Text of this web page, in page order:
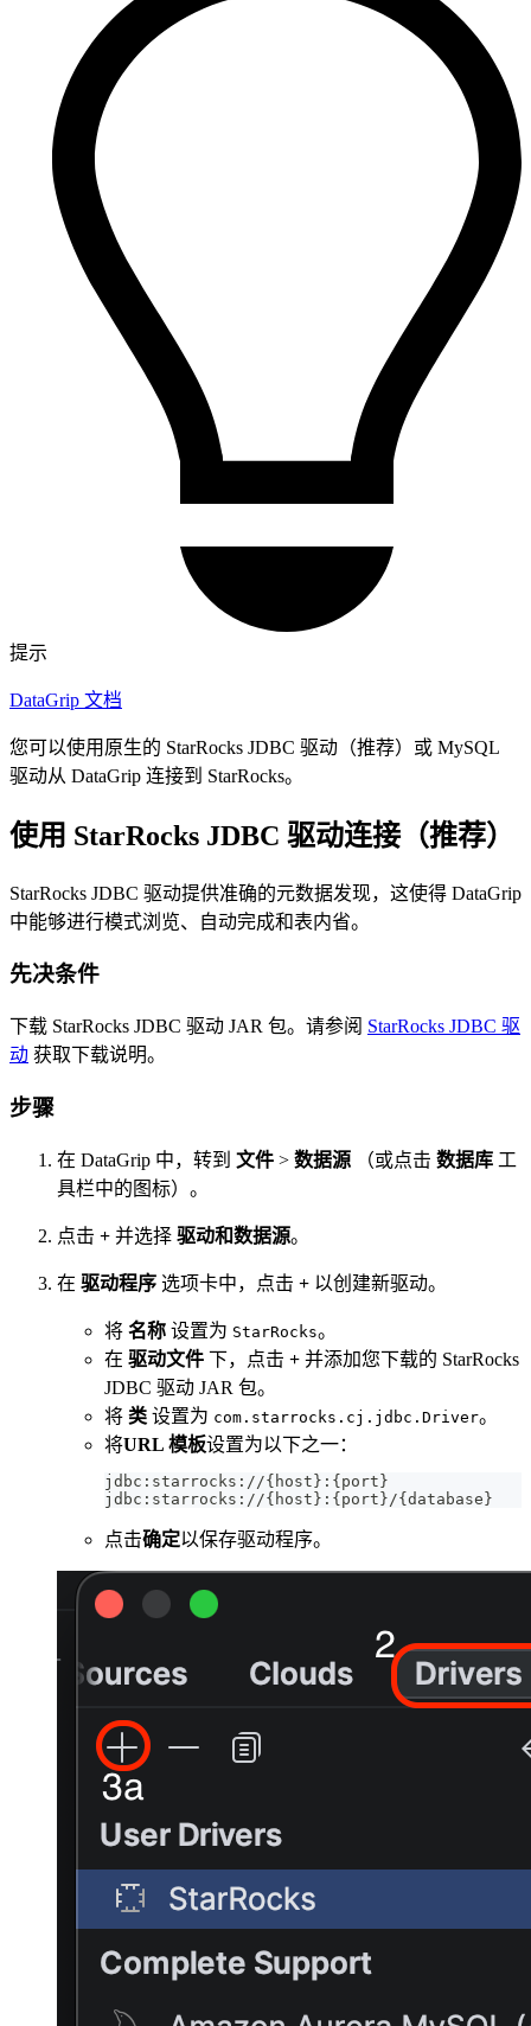
提示
DataGrip 文档
您可以使用原生的 StarRocks JDBC 驱动（推荐）或 MySQL
驱动从 DataGrip 连接到 StarRocks。
使用 StarRocks JDBC 驱动连接（推荐）
StarRocks JDBC 驱动提供准确的元数据发现，这使得 DataGrip
中能够进行模式浏览、自动完成和表内省。
先决条件
下载 StarRocks JDBC 驱动 JAR 包。请参阅 StarRocks JDBC 驱
动 获取下载说明。
步骤
在 DataGrip 中，转到 文件 > 数据源 （或点击 数据库 工
具栏中的图标）。
点击 + 并选择 驱动和数据源。
在 驱动程序 选项卡中，点击 + 以创建新驱动。
将 名称 设置为 StarRocks。
在 驱动文件 下，点击 + 并添加您下载的 StarRocks
JDBC 驱动 JAR 包。
将 类 设置为 com.starrocks.cj.jdbc.Driver。
将URL 模板设置为以下之一：
jdbc:starrocks://{host}:{port}
jdbc:starrocks://{host}:{port}/{database}
点击确定以保存驱动程序。